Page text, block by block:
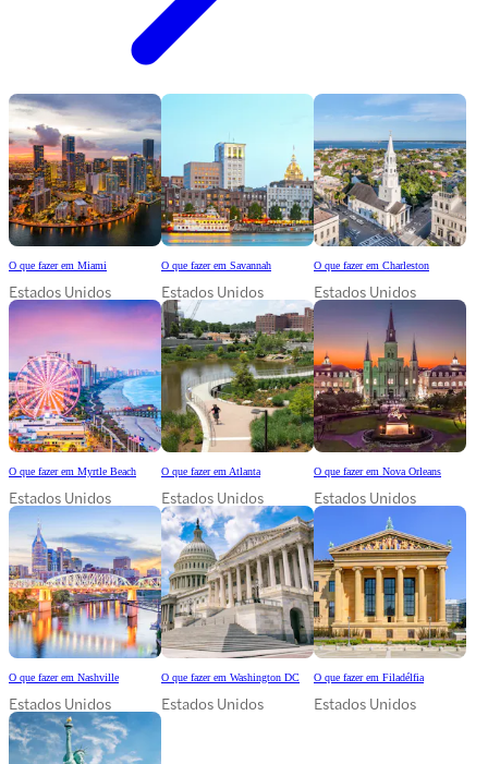
O que fazer em Miami
Estados Unidos
O que fazer em Savannah
Estados Unidos
O que fazer em Charleston
Estados Unidos
O que fazer em Myrtle Beach
Estados Unidos
O que fazer em Atlanta
Estados Unidos
O que fazer em Nova Orleans
Estados Unidos
O que fazer em Nashville
Estados Unidos
O que fazer em Washington DC
Estados Unidos
O que fazer em Filadélfia
Estados Unidos